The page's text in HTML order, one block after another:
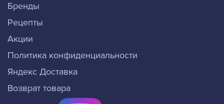
Бренды
Рецепты
Акции
Политика конфиденциальности
Яндекс Доставка
Возврат товара